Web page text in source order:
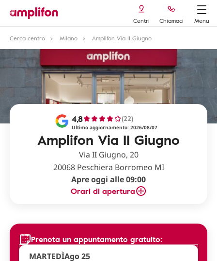
Centri Chiamaci
Menu
Cerca centro
Milano Amplifon Via II Giugno
Amplifon Via II Giugno
4,8 (22)
Ultimo aggiornamento: 2026/08/07
Via II Giugno, 20
20068 Peschiera Borromeo MI
Apre oggi alle 09:00
Orari di apertura
Prenota un appuntamento gratuito:
MARTEDÌAgo 25